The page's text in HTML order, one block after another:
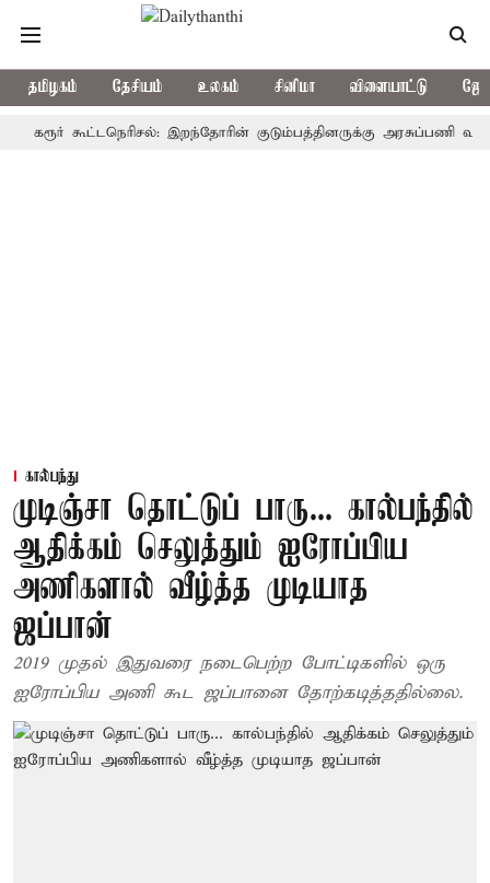
தமிழகம் தேசியம் உலகம் சினிமா விளையாட்டு
கூட்டநெரிசல்: இறந்தோரின் குடும்பத்தினருக்கு அரசுப்பணி வழக்கு;
கால்பந்து
முடிஞ்சா தொட்டுப் பாரு... கால்பந்தில்
ஆதிக்கம் செலுத்தும் ஐரோப்பிய
அணிகளால் வீழ்த்த முடியாத
ஜப்பான்
2019 முதல் இதுவரை நடைபெற்ற போட்டிகளில் ஒரு
ஐரோப்பிய அணி கூட ஜப்பானை தோற்கடித்ததில்லை.